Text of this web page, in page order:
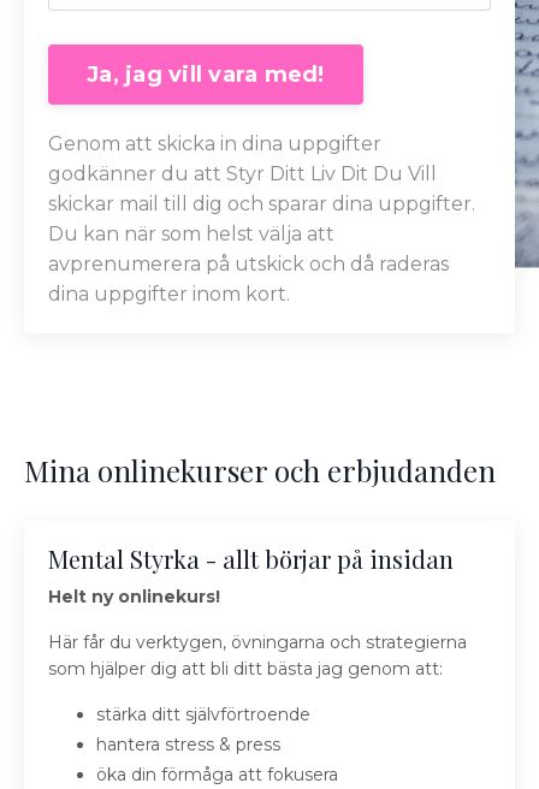
Ja, jag vill vara med!
Genom att skicka in dina uppgifter
godkänner du att Styr Ditt Liv Dit Du Vill
skickar mail till dig och sparar dina uppgifter.
Du kan när som helst välja att
avprenumerera på utskick och då raderas
dina uppgifter inom kort.
Mina onlinekurser och erbjudanden
Mental Styrka - allt börjar på insidan
Helt ny onlinekurs!
Här får du verktygen, övningarna och strategierna
som hjälper dig att bli ditt bästa jag genom att:
stärka ditt självförtroende
hantera stress & press
öka din förmåga att fokusera